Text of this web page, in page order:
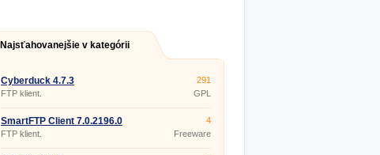
Najsťahovanejšie v kategórii
Cyberduck 4.7.3
FTP klient.
291
GPL
SmartFTP Client 7.0.2196.0
FTP klient.
4
Freeware